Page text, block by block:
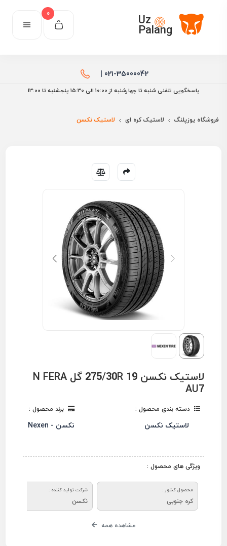
Uz
Palang
0
021-35000042 |
پاسخگویی تلفنی شنبه تا چهارشنبه از 10:00 الی ۱۵:30 پنجشنبه تا 13:00
فروشگاه یوزپلنگ لاستیک کره ای لاستیک نکسن
لاستیک نکسن 275/30R 19 گل N FERA
AU7
دسته بندی محصول :
لاستیک نکسن
برند محصول :
نکسن - Nexen
ویژگی های محصول :
محصول کشور :
کره جنوبی
شرکت تولید کننده :
نکسن
مشاهده همه